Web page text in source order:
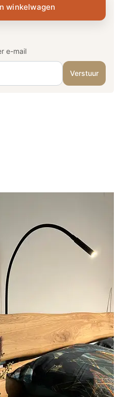
winkelwagen
e-mail
Verstuur